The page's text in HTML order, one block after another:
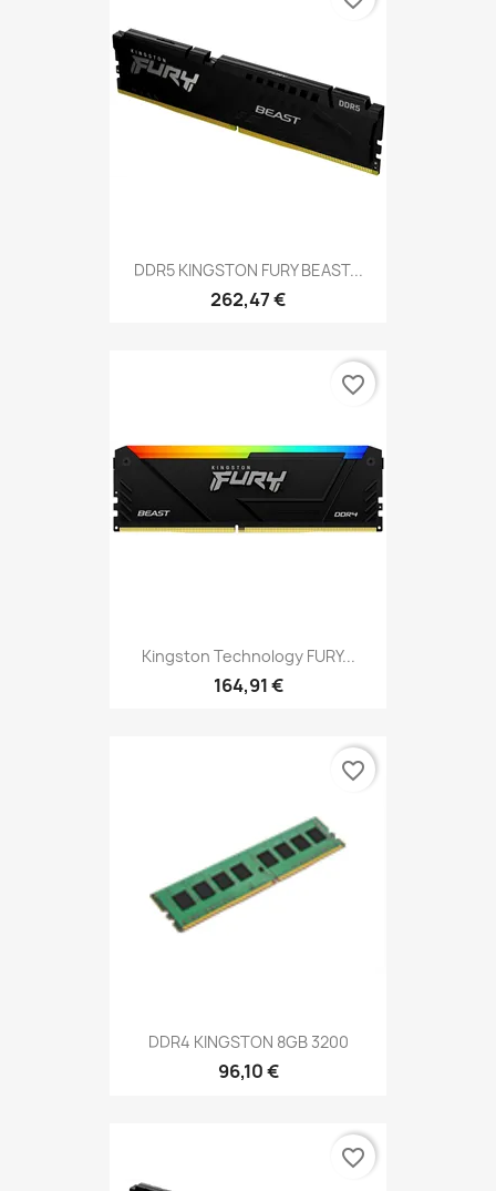
DDR5 KINGSTON FURY BEAST...
262,47 €
Kingston Technology FURY...
164,91 €
favorite_border
DDR4 KINGSTON 8GB 3200
96,10 €
favorite_border
favorite_border